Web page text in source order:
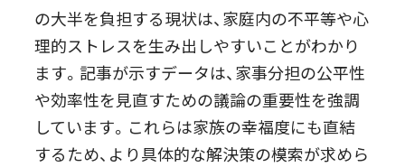
の大半を負担する現状は、家庭内の不平等や心
理的ストレスを生み出しやすいことがわかり
ます。記事が示すデータは、家事分担の公平性
や効率性を見直すための議論の重要性を強調
しています。これらは家族の幸福度にも直結
するため、より具体的な解決策の模索が求めら